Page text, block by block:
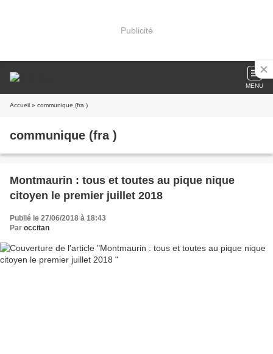
Publicité
MENU
Accueil » communique (fra )
communique (fra )
Montmaurin : tous et toutes au pique nique
citoyen le premier juillet 2018
Publié le 27/06/2018 à 18:43
Par occitan